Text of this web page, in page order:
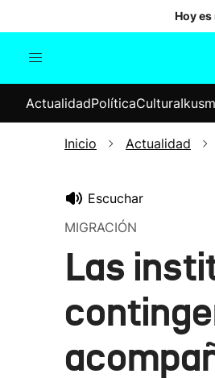
Hoy
Internacional
ActualidadPolíticaCultura
Inicio Actualidad
Escuchar
MIGRACIÓN
Las